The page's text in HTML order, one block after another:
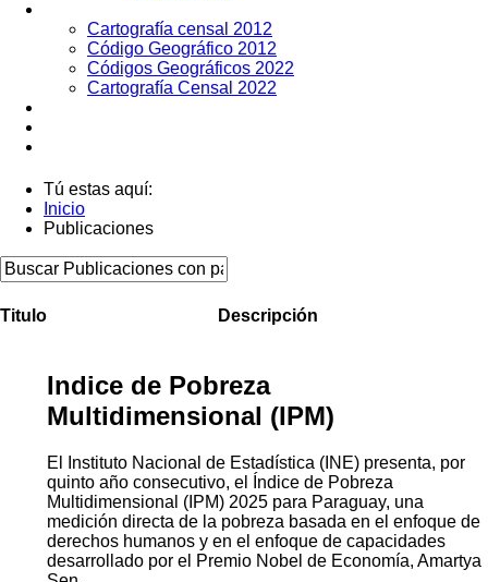
Cartografía censal 2012
Código Geográfico 2012
Códigos Geográficos 2022
Cartografía Censal 2022
Tú estas aquí:
Inicio
Publicaciones
Titulo Descripción
Indice de Pobreza
Multidimensional (IPM)
El Instituto Nacional de Estadística (INE) presenta, por
quinto año consecutivo, el Índice de Pobreza
Multidimensional (IPM) 2025 para Paraguay, una
medición directa de la pobreza basada en el enfoque de
derechos humanos y en el enfoque de capacidades
desarrollado por el Premio Nobel de Economía, Amartya